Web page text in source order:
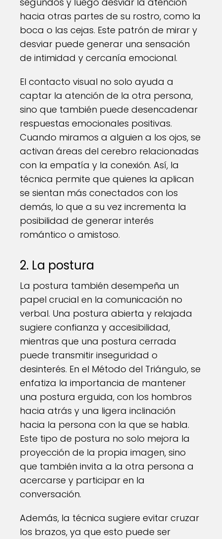
hacia otras partes de su rostro, como la
boca o las cejas. Este patrón de mirar y
desviar puede generar una sensación
de intimidad y cercanía emocional.
El contacto visual no solo ayuda a
captar la atención de la otra persona,
sino que también puede desencadenar
respuestas emocionales positivas.
Cuando miramos a alguien a los ojos, se
activan áreas del cerebro relacionadas
con la empatía y la conexión. Así, la
técnica permite que quienes la aplican
se sientan más conectados con los
demás, lo que a su vez incrementa la
posibilidad de generar interés
romántico o amistoso.
2. La postura
La postura también desempeña un
papel crucial en la comunicación no
verbal. Una postura abierta y relajada
sugiere confianza y accesibilidad,
mientras que una postura cerrada
puede transmitir inseguridad o
desinterés. En el Método del Triángulo, se
enfatiza la importancia de mantener
una postura erguida, con los hombros
hacia atrás y una ligera inclinación
hacia la persona con la que se habla.
Este tipo de postura no solo mejora la
proyección de la propia imagen, sino
que también invita a la otra persona a
acercarse y participar en la
conversación.
Además, la técnica sugiere evitar cruzar
los brazos, ya que esto puede ser